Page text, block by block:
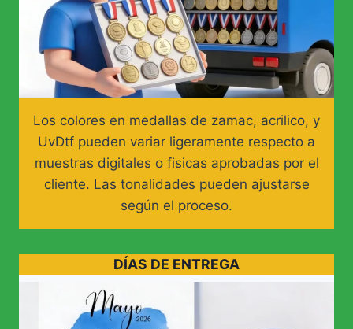
Los colores en medallas de zamac, acrilico, y
UvDtf pueden variar ligeramente respecto a
muestras digitales o fisicas aprobadas por el
cliente. Las tonalidades pueden ajustarse
según el proceso.
DÍAS DE ENTREGA